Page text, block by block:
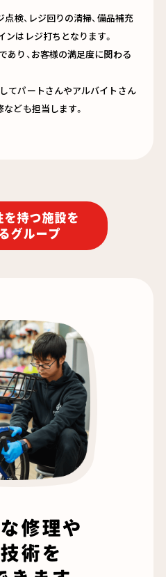
点検、レジ回りの清掃、備品補充
ンはレジ打ちとなります。
あり、お客様の満足度に関わる
てパートさんやアルバイトさん
ども担当します。
を持つ施設を
グループ
修理や
術を